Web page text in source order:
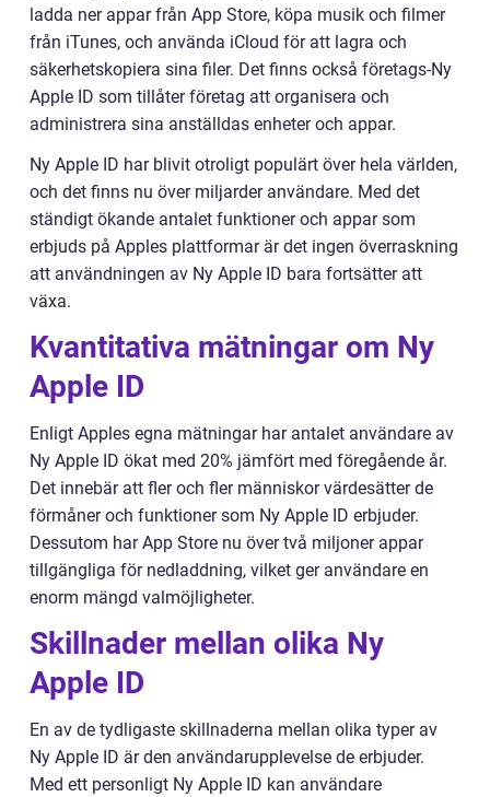
ladda ner appar från App Store, köpa musik och filmer
från iTunes, och använda iCloud för att lagra och
säkerhetskopiera sina filer. Det finns också företags-Ny
Apple ID som tillåter företag att organisera och
administrera sina anställdas enheter och appar.
Ny Apple ID har blivit otroligt populärt över hela världen,
och det finns nu över miljarder användare. Med det
ständigt ökande antalet funktioner och appar som
erbjuds på Apples plattformar är det ingen överraskning
att användningen av Ny Apple ID bara fortsätter att
växa.
Kvantitativa mätningar om Ny
Apple ID
Enligt Apples egna mätningar har antalet användare av
Ny Apple ID ökat med 20% jämfört med föregående år.
Det innebär att fler och fler människor värdesätter de
förmåner och funktioner som Ny Apple ID erbjuder.
Dessutom har App Store nu över två miljoner appar
tillgängliga för nedladdning, vilket ger användare en
enorm mängd valmöjligheter.
Skillnader mellan olika Ny
Apple ID
En av de tydligaste skillnaderna mellan olika typer av
Ny Apple ID är den användarupplevelse de erbjuder.
Med ett personligt Ny Apple ID kan användare